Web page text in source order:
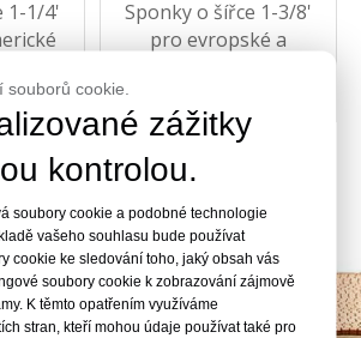
1-1/4'
Sponky o šířce 1-3/8'
pro evropské a
souborů cookie.
zážitky
kontrolou.
soubory cookie a podobné technologie
vašeho souhlasu bude používat
cookie ke sledování toho, jaký obsah vás
soubory cookie k zobrazování zájmově
K těmto opatřením využíváme
stran, kteří mohou údaje používat také pro